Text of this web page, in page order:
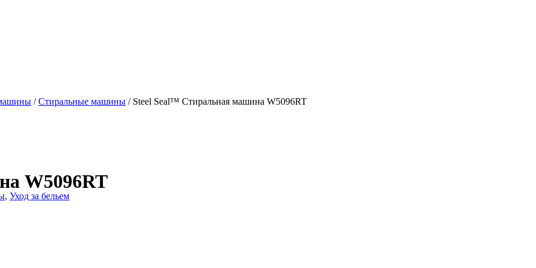
/Стиральные машины / Steel Seal™ Стиральная машина W5096RT
W5096RT
, Уход за бельем